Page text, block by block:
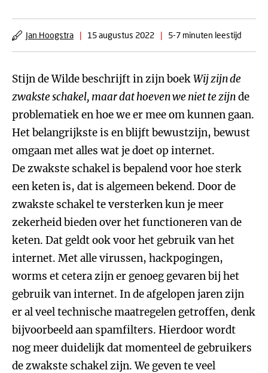
Jan Hoogstra | 15 augustus 2022 | 5-7 minuten leestijd
Stijn de Wilde beschrijft in zijn boekWij zijn de
zwakste schakel, maar dat hoeven we niet te zijnde
problematiek en hoe we er mee om kunnen gaan.
Het belangrijkste is en blijft bewustzijn, bewust
omgaan met alles wat je doet op internet.
De zwakste schakel is bepalend voor hoe sterk
een keten is, dat is algemeen bekend. Door de
zwakste schakel te versterken kun je meer
zekerheid bieden over het functioneren van de
keten. Dat geldt ook voor het gebruik van het
internet. Met alle virussen, hackpogingen,
worms et cetera zijn er genoeg gevaren bij het
gebruik van internet. In de afgelopen jaren zijn
er al veel technische maatregelen getroffen, denk
bijvoorbeeld aan spamfilters. Hierdoor wordt
nog meer duidelijk dat momenteel de gebruikers
de zwakste schakel zijn. We geven te veel